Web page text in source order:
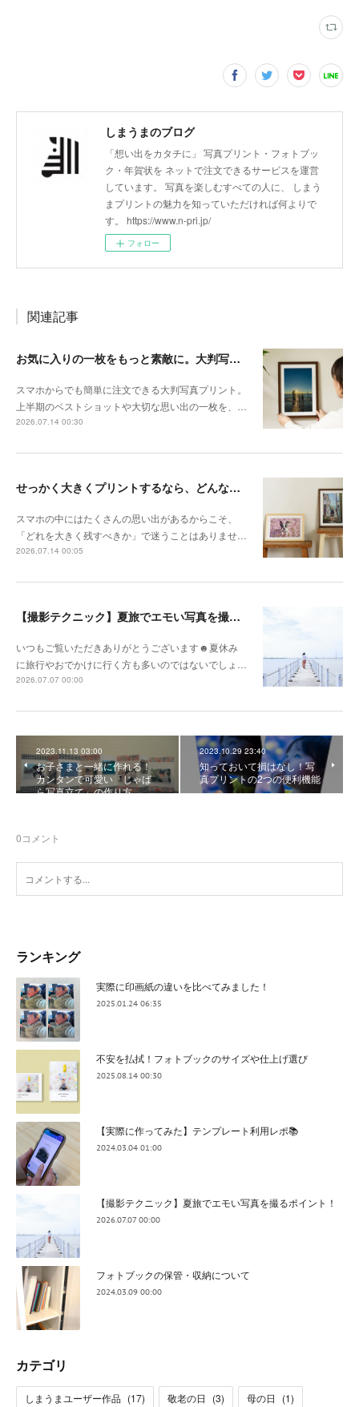
しまうまのブログ
「想い出をカタチに」 写真プリント・フォトブッ
ク・年賀状を ネットで注文できるサービスを運営
しています。 写真を楽しむすべての人に、 しまう
まプリントの魅力を知っていただければ何よりで
す。 https://www.n-pri.jp/
フォロー
関連記事
お気に入りの一枚をもっと素敵に。大判写真プリントの飾り方
スマホからでも簡単に注文できる大判写真プリント。
上半期のベストショットや大切な思い出の一枚を、…
2026.07.14 00:30
せっかく大きくプリントするなら、どんな写真が向いている？
スマホの中にはたくさんの思い出があるからこそ、
「どれを大きく残すべきか」で迷うことはありませ…
2026.07.14 00:05
【撮影テクニック】夏旅でエモい写真を撮るポイント！
いつもご覧いただきありがとうございます☻夏休み
に旅行やおでかけに行く方も多いのではないでしょ…
2026.07.07 00:00
2023.11.13 03:00
お子さまと一緒に作れる！
カンタンで可愛い「じゃば
ら写真立て」の作り方
2023.10.29 23:40
知っておいて損はなし！写
真プリントの2つの便利機能
0コメント
ランキング
実際に印画紙の違いを比べてみました！
2025.01.24 06:35
不安を払拭！フォトブックのサイズや仕上げ選び
2025.08.14 00:30
【実際に作ってみた】テンプレート利用レポ📚
2024.03.04 01:00
【撮影テクニック】夏旅でエモい写真を撮るポイント！
2026.07.07 00:00
フォトブックの保管・収納について
2024.03.09 00:00
カテゴリ
しまうまユーザー作品 (17) 敬老の日 (3) 母の日 (1)